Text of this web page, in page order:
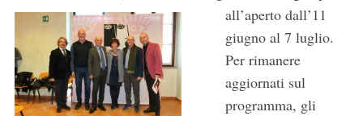
all’aperto dall’11
giugno al 7 luglio.
Per rimanere
aggiornati sul
programma, gli